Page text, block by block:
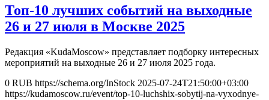
Топ-10 лучших событий на выходные
26 и 27 июля в Москве 2025
Редакция «KudaMoscow» представляет подборку интересных
мероприятий на выходные 26 и 27 июля 2025 года.
0 RUB https://schema.org/InStock 2025-07-24T21:50:00+03:00
https://kudamoscow.ru/event/top-10-luchshix-sobytij-na-vyxodnye-